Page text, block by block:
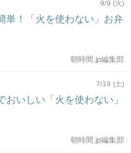
9/9 (火)
！「火を使わない」お弁
朝時間.jp編集部
7/19 (土)
いしい「火を使わない」
朝時間.jp編集部